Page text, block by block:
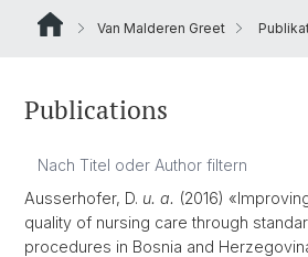
Van Malderen Greet
Publications
Ausserhofer, D. u. a. (2016)
quality of nursing care through
procedures in Bosnia and